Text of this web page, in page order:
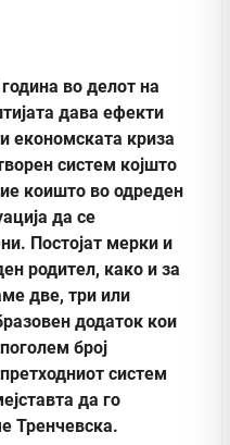
во делот на
дава ефекти
економската криза
систем којшто
коишто во одреден
да се
Постојат мерки и
родител, како и за
две, три или
додаток кои
број
систем
да го
Тренчевска.